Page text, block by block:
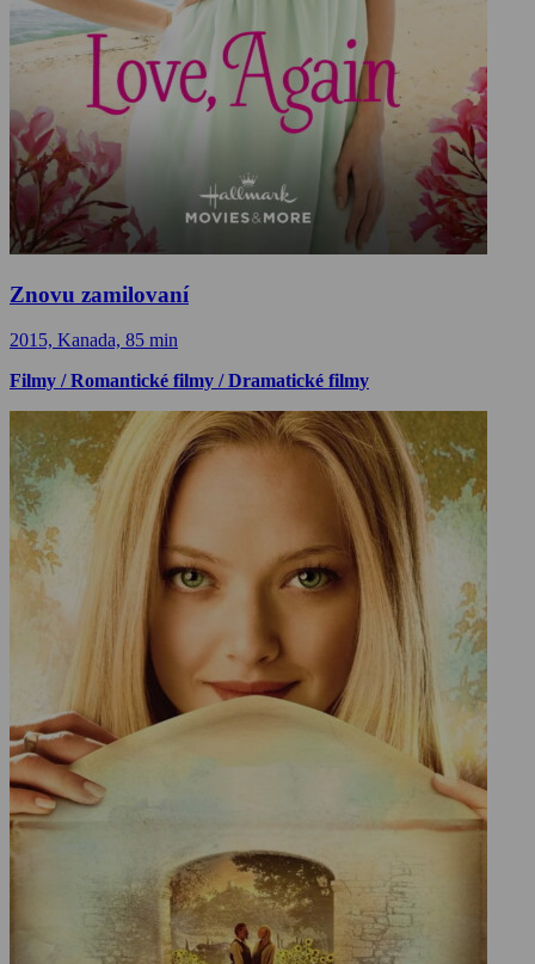
Znovu zamilovaní
2015, Kanada, 85 min
Filmy / Romantické filmy / Dramatické filmy